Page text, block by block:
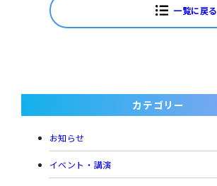
一覧に戻る
カテゴリー
お知らせ
イベント・講演